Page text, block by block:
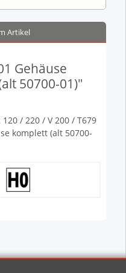
Artikel
Gehäuse
50700-01)"
/ 220 / V 200 / T679
komplett (alt 50700-